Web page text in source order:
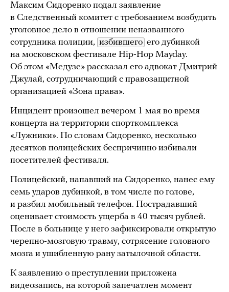
Максим Сидоренко подал заявление
в Следственный комитет с требованием возбудить
уголовное дело в отношении неназванного
сотрудника полиции, избившего его дубинкой
на московском фестивале Hip-Hop Mayday.
Об этом «Медузе» рассказал его адвокат Дмитрий
Джулай, сотрудничающий с правозащитной
организацией «Зона права».
Инцидент произошел вечером 1 мая во время
концерта на территории спорткомплекса
«Лужники». По словам Сидоренко, несколько
десятков полицейских беспричинно избивали
посетителей фестиваля.
Полицейский, напавший на Сидоренко, нанес ему
семь ударов дубинкой, в том числе по голове,
и разбил мобильный телефон. Пострадавший
оценивает стоимость ущерба в 40 тысяч рублей.
После в больнице у него зафиксировали открытую
черепно-мозговую травму, сотрясение головного
мозга и ушибленную рану затылочной области.
К заявлению о преступлении приложена
видеозапись, на которой запечатлен момент